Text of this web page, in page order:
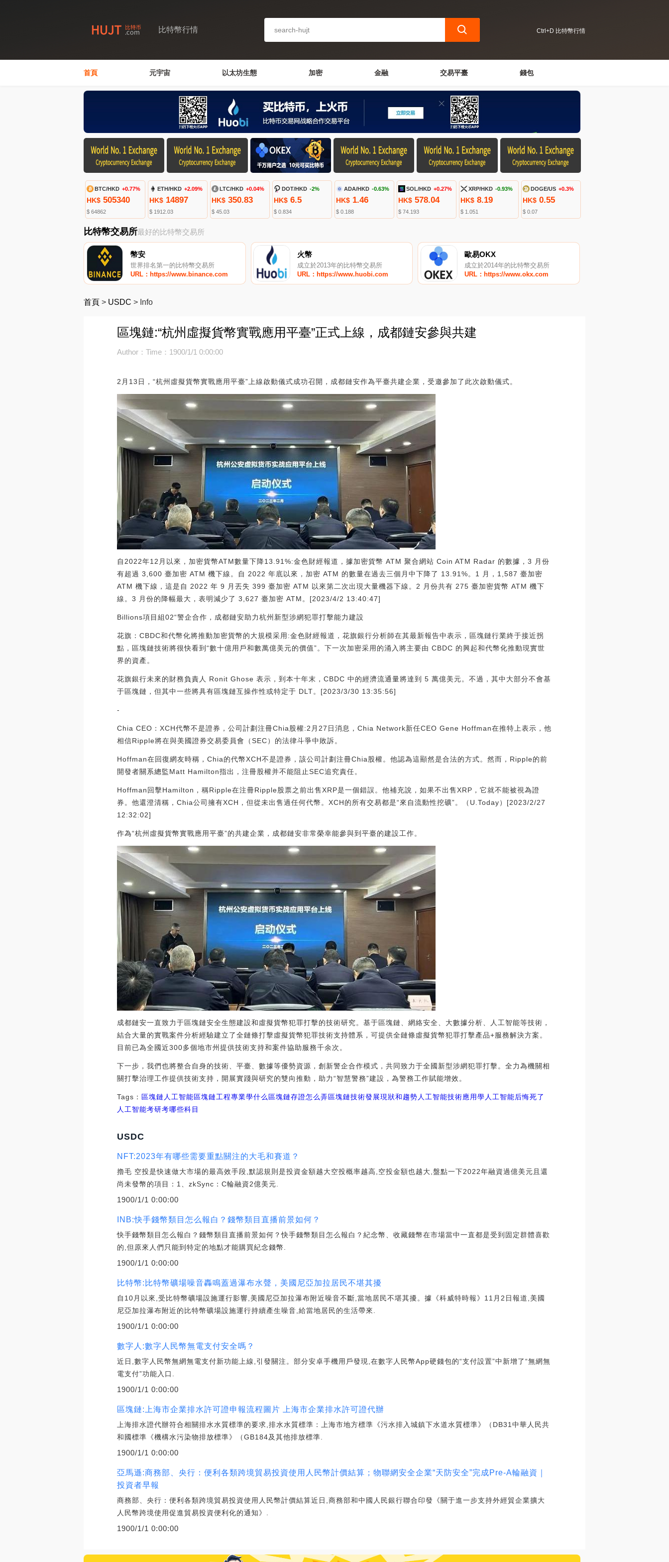
比特幣行情 Ctrl+D 比特幣行情
首頁 元宇宙 以太坊生態 加密 金融 交易平臺 錢包
BTC/HKD +0.77%
HK$ 505340
$ 64862
ETH/HKD +2.09%
HK$14897
$ 1912.03
LTC/HKD +0.04%
HK$350.83
$ 45.03
DOT/HKD -2%
HK$6.5
$ 0.834
ADA/HKD -0.63%
HK$1.46
$ 0.188
SOL/HKD +0.27%
HK$ 578.04
$ 74.193
XRP/HKD -0.93%
HK$ 8.19
$ 1.051
DOGE/US +0.3%
HK$ 0.55
$ 0.07
比特幣交易所最好的比特幣交易所
幣安
世界排名第一的比特幣交易所
URL：https://www.binance.com
火幣
成立於2013年的比特幣交易所
URL：https://www.huobi.com
歐易OKX
成立於2014年的比特幣交易所
URL：https://www.okx.com
首頁 > USDC > Info
區塊鏈:“杭州虛擬貨幣實戰應用平臺”正式上線，成都鏈安參與共建
Author：Time：1900/1/1 0:00:00
2月13日，“杭州虛擬貨幣實戰應用平臺”上線啟動儀式成功召開，成都鏈安作為平臺共建企業，受邀參加了此次啟動儀式。
自2022年12月以來，加密貨幣ATM數量下降13.91%:金色財經報道，據加密貨幣 ATM 聚合網站 Coin ATM Radar 的數據，3 月份
有超過 3,600 臺加密 ATM 機下線。自 2022 年底以來，加密 ATM 的數量在過去三個月中下降了 13.91%。1 月，1,587 臺加密
ATM 機下線，這是自 2022 年 9 月丟失 399 臺加密 ATM 以來第二次出現大量機器下線。2 月份共有 275 臺加密貨幣 ATM 機下
線。3 月份的降幅最大，表明減少了 3,627 臺加密 ATM。[2023/4/2 13:40:47]
Billions項目組02“警企合作，成都鏈安助力杭州新型涉網犯罪打擊能力建設
花旗：CBDC和代幣化將推動加密貨幣的大規模采用:金色財經報道，花旗銀行分析師在其最新報告中表示，區塊鏈行業終于接近拐
點，區塊鏈技術將很快看到“數十億用戶和數萬億美元的價值”。下一次加密采用的涌入將主要由 CBDC 的興起和代幣化推動現實世
界的資產。
花旗銀行未來的財務負責人 Ronit Ghose 表示，到本十年末，CBDC 中的經濟流通量將達到 5 萬億美元。不過，其中大部分不會基
于區塊鏈，但其中一些將具有區塊鏈互操作性或特定于 DLT。[2023/3/30 13:35:56]
-
Chia CEO：XCH代幣不是證券，公司計劃注冊Chia股權:2月27日消息，Chia Network新任CEO Gene Hoffman在推特上表示，他
相信Ripple將在與美國證券交易委員會（SEC）的法律斗爭中敗訴。
Hoffman在回復網友時稱，Chia的代幣XCH不是證券，該公司計劃注冊Chia股權。他認為這顯然是合法的方式。然而，Ripple的前
開發者關系總監Matt Hamilton指出，注冊股權并不能阻止SEC追究責任。
Hoffman回擊Hamilton，稱Ripple在注冊Ripple股票之前出售XRP是一個錯誤。他補充說，如果不出售XRP，它就不能被視為證
券。他還澄清稱，Chia公司擁有XCH，但從未出售過任何代幣。XCH的所有交易都是“來自流動性挖礦”。（U.Today）[2023/2/27
12:32:02]
作為“杭州虛擬貨幣實戰應用平臺”的共建企業，成都鏈安非常榮幸能參與到平臺的建設工作。
成都鏈安一直致力于區塊鏈安全生態建設和虛擬貨幣犯罪打擊的技術研究。基于區塊鏈、網絡安全、大數據分析、人工智能等技術，
結合大量的實戰案件分析經驗建立了全鏈條打擊虛擬貨幣犯罪技術支持體系，可提供全鏈條虛擬貨幣犯罪打擊產品+服務解決方案。
目前已為全國近300多個地市州提供技術支持和案件協助服務千余次。
下一步，我們也將整合自身的技術、平臺、數據等優勢資源，創新警企合作模式，共同致力于全國新型涉網犯罪打擊。全力為機關相
關打擊治理工作提供技術支持，開展實踐與研究的雙向推動，助力“智慧警務”建設，為警務工作賦能增效。
Tags： 區塊鏈 人工智能區塊鏈工程專業學什么 區塊鏈存證怎么弄區塊鏈技術發展現狀和趨勢人工智能技術應用學人工智能后悔死了
人工智能考研考哪些科目
USDC
NFT:2023年有哪些需要重點關注的大毛和賽道？
擼毛 空投是快速做大市場的最高效手段,默認規則是投資金額越大空投概率越高,空投金額也越大,盤點一下2022年融資過億美元且還
尚未發幣的項目：1、zkSync：C輪融資2億美元.
1900/1/1 0:00:00
INB:快手錢幣類目怎么報白？錢幣類目直播前景如何？
快手錢幣類目怎么報白？錢幣類目直播前景如何？快手錢幣類目怎么報白？紀念幣、收藏錢幣在市場當中一直都是受到固定群體喜歡
的,但原來人們只能到特定的地點才能購買紀念錢幣.
1900/1/1 0:00:00
比特幣:比特幣礦場噪音轟鳴蓋過瀑布水聲，美國尼亞加拉居民不堪其擾
自10月以來,受比特幣礦場設施運行影響,美國尼亞加拉瀑布附近噪音不斷,當地居民不堪其擾。據《科威特時報》11月2日報道,美國
尼亞加拉瀑布附近的比特幣礦場設施運行持續產生噪音,給當地居民的生活帶來.
1900/1/1 0:00:00
數字人:數字人民幣無電支付安全嗎？
近日,數字人民幣無網無電支付新功能上線,引發關注。部分安卓手機用戶發現,在數字人民幣App硬錢包的“支付設置”中新增了“無網無
電支付”功能入口.
1900/1/1 0:00:00
區塊鏈:上海市企業排水許可證申報流程圖片 上海市企業排水許可證代辦
上海排水證代辦符合相關排水水質標準的要求,排水水質標準：上海市地方標準《污水排入城鎮下水道水質標準》（DB31中華人民共
和國標準《機構水污染物排放標準》（GB184及其他排放標準.
1900/1/1 0:00:00
亞馬遜:商務部、央行：便利各類跨境貿易投資使用人民幣計價結算；物聯網安全企業“天防安全”完成Pre-A輪融資｜
投資者早報
商務部、央行：便利各類跨境貿易投資使用人民幣計價結算近日,商務部和中國人民銀行聯合印發《關于進一步支持外經貿企業擴大
人民幣跨境使用促進貿易投資便利化的通知》.
1900/1/1 0:00:00